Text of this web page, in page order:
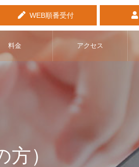
WEB順番受付
料金 アクセス
）